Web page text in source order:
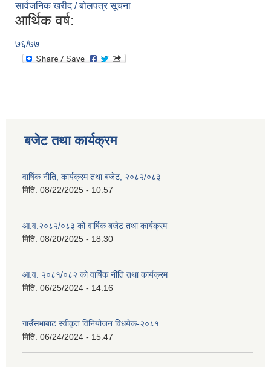
सार्वजनिक खरीद / बोलपत्र सूचना
आर्थिक वर्ष:
७६/७७
बजेट तथा कार्यक्रम
वार्षिक नीति, कार्यक्रम तथा बजेट, २०८२/०८३
मिति: 08/22/2025 - 10:57
आ.व.२०८२/०८३ को वार्षिक बजेट तथा कार्यक्रम
मिति: 08/20/2025 - 18:30
आ.व. २०८१/०८२ को वार्षिक नीति तथा कार्यक्रम
मिति: 06/25/2024 - 14:16
गाउँसभाबाट स्वीकृत विनियोजन विधयेक-२०८१
मिति: 06/24/2024 - 15:47